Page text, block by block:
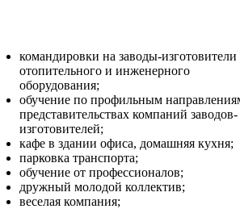
командировки на заводы-изготовители
отопительного и инженерного
оборудования;
обучение по профильным
представительствах компаний заводов-
изготовителей;
кафе в здании офиса, домашняя кухня;
парковка транспорта;
обучение от профессионалов;
дружный молодой коллектив;
веселая компания;